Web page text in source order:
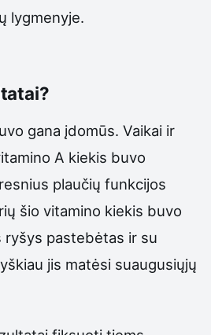
lygmenyje.
gana įdomūs. Vaikai ir
A kiekis buvo
plaučių funkcijos
šio vitamino kiekis buvo
ryšys pastebėtas ir su
jis matėsi suaugusiųjų